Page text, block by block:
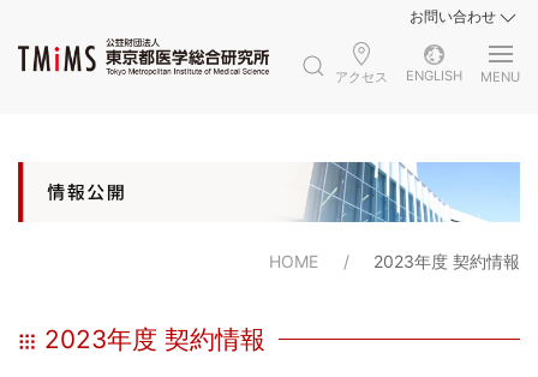
お問い合わせ
アクセス ENGLISH MENU
HOME 2023年度 契約情報
2023年度 契約情報